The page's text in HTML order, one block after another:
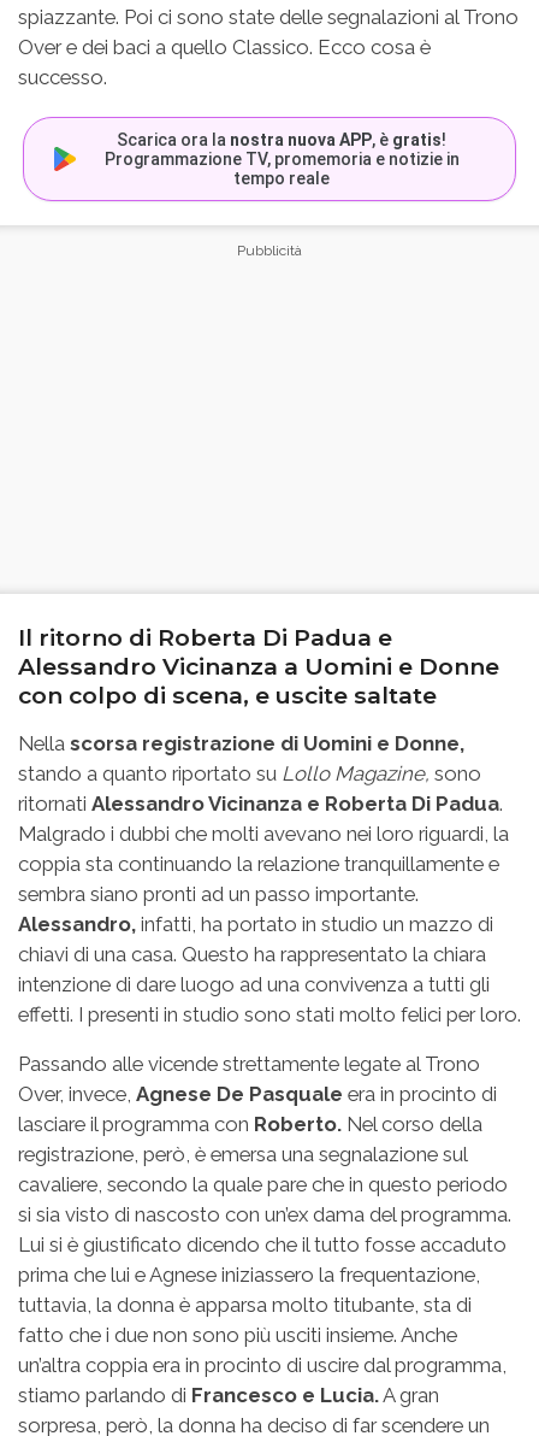
spiazzante. Poi ci sono state delle segnalazioni al Trono
Over e dei baci a quello Classico. Ecco cosa è
successo.
Scarica ora la nostra nuova APP, è gratis!
Programmazione TV, promemoria e notizie in
tempo reale
Il ritorno di Roberta Di Padua e
Alessandro Vicinanza a Uomini e Donne
con colpo di scena, e uscite saltate
Nella scorsa registrazione di Uomini e Donne,
stando a quanto riportato su Lollo Magazine, sono
ritornati Alessandro Vicinanza e Roberta Di Padua.
Malgrado i dubbi che molti avevano nei loro riguardi, la
coppia sta continuando la relazione tranquillamente e
sembra siano pronti ad un passo importante.
Alessandro, infatti, ha portato in studio un mazzo di
chiavi di una casa. Questo ha rappresentato la chiara
intenzione di dare luogo ad una convivenza a tutti gli
effetti. I presenti in studio sono stati molto felici per loro.
Passando alle vicende strettamente legate al Trono
Over, invece, Agnese De Pasquale era in procinto di
lasciare il programma con Roberto. Nel corso della
registrazione, però, è emersa una segnalazione sul
cavaliere, secondo la quale pare che in questo periodo
si sia visto di nascosto con un’ex dama del programma.
Lui si è giustificato dicendo che il tutto fosse accaduto
prima che lui e Agnese iniziassero la frequentazione,
tuttavia, la donna è apparsa molto titubante, sta di
fatto che i due non sono più usciti insieme. Anche
un’altra coppia era in procinto di uscire dal programma,
stiamo parlando di Francesco e Lucia.A gran
sorpresa, però, la donna ha deciso di far scendere un